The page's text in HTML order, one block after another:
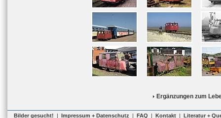
Ergänzungen zum
Bilder gesucht! | Impressum + Datenschutz | FAQ | Kontakt | Literatur +